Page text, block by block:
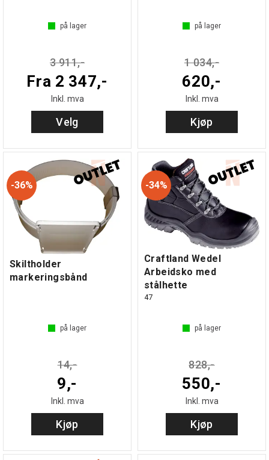
på lager
3 911,-
Fra 2 347,-
Inkl. mva
Velg
på lager
1 034,-
620,-
Inkl. mva
Kjøp
36%
Skiltholder
markeringsbånd
på lager
14,-
9,-
Inkl. mva
Kjøp
34%
Craftland Wedel
Arbeidsko med
stålhette
47
på lager
828,-
550,-
Inkl. mva
Kjøp